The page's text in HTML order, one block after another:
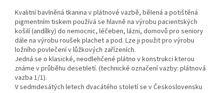
Kvalitní bavlněná tkanina v plátnové vazbě, bělená a potištěná
pigmentním tiskem používá se hlavně na výrobu pacientských
košilí (andílky) do nemocnic, léčeben, lázni, domovů pro seniory
dále na výrobu roušek plachet a pod. Lze ji použit pro výrobu
ložního povlečení v lůžkových zařízeních.
Jedná se o klasické, neodlehčené plátno v konstrukci kterou
známe v průběhu desetiletí. (technické označení vazby: plátnová
vazba 1/1).
V sedmdesátých letech dvacátého století se v Československu